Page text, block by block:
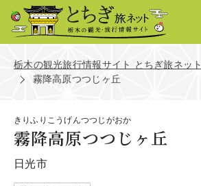
栃木の観光旅行情報サイト とちぎ旅ネット
霧降高原つつじヶ丘
きりふりこうげんつつじがおか
霧降高原つつじヶ丘
日光市